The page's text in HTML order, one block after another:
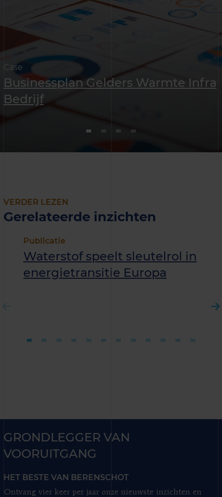
Case
Businessplan Gelders Warmte Infra
Bedrijf
VERDER LEZEN
Gerelateerde inzichten
Publicatie
Waterstof speelt sleutelrol in
energietransitie Europa
GRONDLEGGER VAN
VOORUITGANG
HET BESTE VAN BERENSCHOT
Ontvang vier keer per jaar onze nieuwste inzichten en